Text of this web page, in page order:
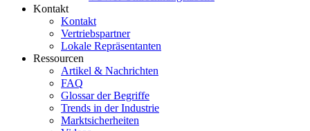
Kontakt
Kontakt
Vertriebspartner
Lokale Repräsentanten
Ressourcen
Artikel & Nachrichten
FAQ
Glossar der Begriffe
Trends in der Industrie
Marktsicherheiten